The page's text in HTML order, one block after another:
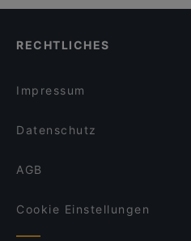
RECHTLICHES
Impressum
Datenschutz
AGB
Cookie Einstellungen